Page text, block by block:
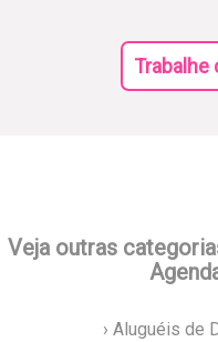
Trabalhe
Veja outras
› Aluguéis de